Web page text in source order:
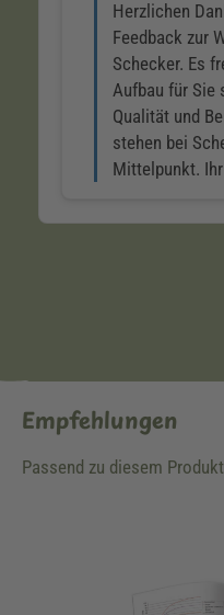
Empfehlungen
Passend zu diesem